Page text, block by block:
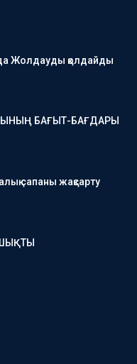
да Жолдауды қолдайды
БАҒЫТ-БАҒДАРЫ
сапаны жақсарту